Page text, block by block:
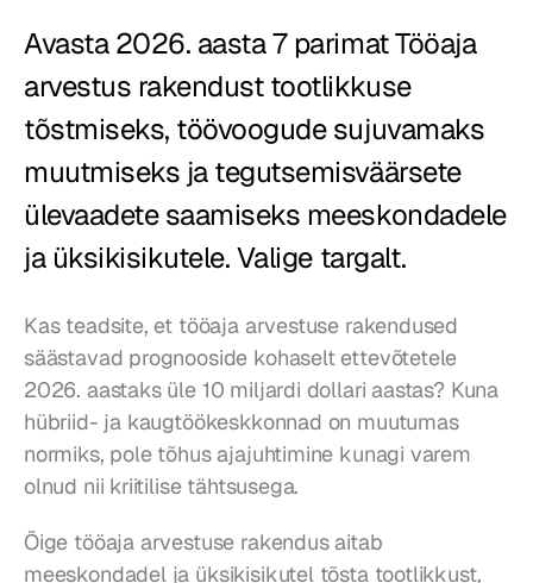
Toitlustus
Hinnad
Avasta 2026. aasta 7 parimat Tööaja
arvestus rakendust tootlikkuse
tõstmiseks, töövoogude sujuvamaks
muutmiseks ja tegutsemisväärsete
ülevaadete saamiseks meeskondadele
ja üksikisikutele. Valige targalt.
Kas teadsite, et tööaja arvestuse rakendused
säästavad prognooside kohaselt ettevõtetele
2026. aastaks üle 10 miljardi dollari aastas? Kuna
hübriid- ja kaugtöökeskkonnad on muutumas
normiks, pole tõhus ajajuhtimine kunagi varem
olnud nii kriitilise tähtsusega.
Õige tööaja arvestuse rakendus aitab
meeskondadel ja üksikisikutel tõsta tootlikkust,